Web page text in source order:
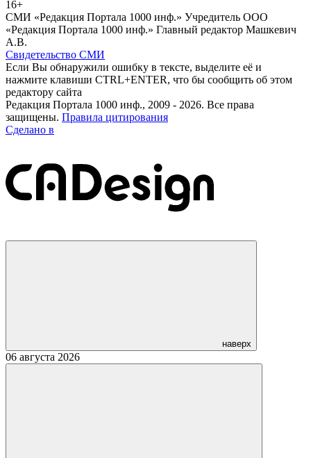
16+
СМИ «Редакция Портала 1000 инф.» Учредитель ООО
«Редакция Портала 1000 инф.» Главный редактор Машкевич
А.В.
Свидетельство СМИ
Если Вы обнаружили ошибку в тексте, выделите её и
нажмите клавиши CTRL+ENTER, что бы сообщить об этом
редактору сайта
Редакция Портала 1000 инф., 2009 - 2026. Все права
защищены. Правила цитирования
Сделано в
наверх
06 августа 2026